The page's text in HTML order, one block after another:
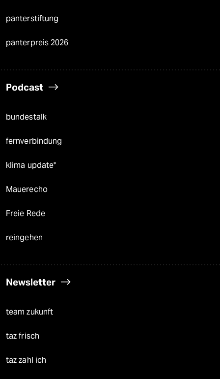
panterstiftung
panterpreis 2026
Podcast
bundestalk
fernverbindung
klima update°
Mauerecho
Freie Rede
reingehen
Newsletter
team zukunft
taz frisch
taz zahl ich